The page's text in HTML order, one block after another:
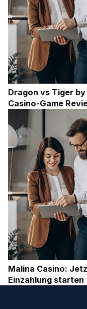
Dragon vs Tiger
Casino-Game
Malina Casino:
Einzahlung starten